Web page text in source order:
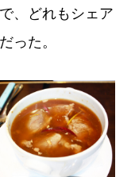
、どれもシェア
った。